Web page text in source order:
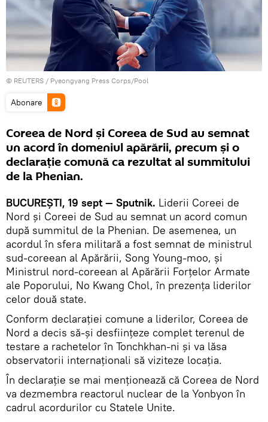
© REUTERS / Pyeongyang Press Corps/Pool
Abonare
Coreea de Nord și Coreea de Sud au semnat
un acord în domeniul apărării, precum și o
declarație comună ca rezultat al summitului
de la Phenian.
BUCUREŞTI, 19 sept — Sputnik. Liderii Coreei de
Nord și Coreei de Sud au semnat un acord comun
după summitul de la Phenian. De asemenea, un
acordul în sfera militară a fost semnat de ministrul
sud-coreean al Apărării, Song Young-moo, și
Ministrul nord-coreean al Apărării Forțelor Armate
ale Poporului, No Kwang Chol, în prezența liderilor
celor două state.
Conform declarației comune a liderilor, Coreea de
Nord a decis să-și desființeze complet terenul de
testare a rachetelor în Tonchkhan-ni și va lăsa
observatorii internaționali să viziteze locaţia.
În declaraţie se mai menţionează că Coreea de Nord
va dezmembra reactorul nuclear de la Yonbyon în
cadrul acordurilor cu Statele Unite.